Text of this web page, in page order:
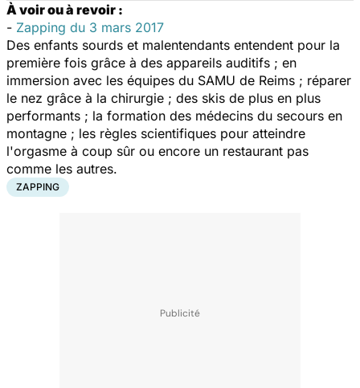
À voir ou à revoir :
- Zapping du 3 mars 2017
Des enfants sourds et malentendants entendent pour la
première fois grâce à des appareils auditifs ; en
immersion avec les équipes du SAMU de Reims ; réparer
le nez grâce à la chirurgie ; des skis de plus en plus
performants ; la formation des médecins du secours en
montagne ; les règles scientifiques pour atteindre
l'orgasme à coup sûr ou encore un restaurant pas
comme les autres.
ZAPPING